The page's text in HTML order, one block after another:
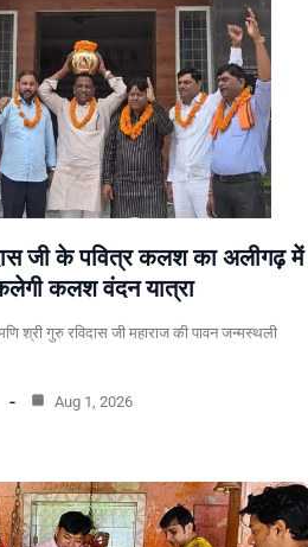
जी के पवित्र कलश का अलीगढ़ में
कलश वंदन यात्रा
श्री गुरु रविदास जी महाराज की पावन जन्मस्थली
Aug 1, 2026